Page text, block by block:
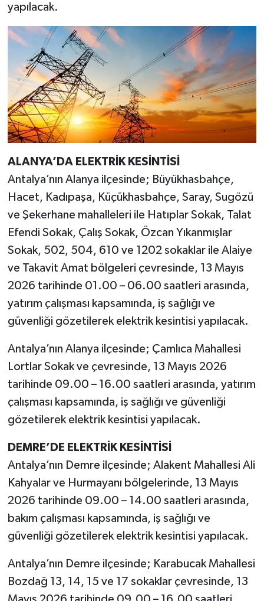
yapılacak.
ALANYA’DA ELEKTRİK KESİNTİSİ
Antalya’nın Alanya ilçesinde; Büyükhasbahçe,
Hacet, Kadıpaşa, Küçükhasbahçe, Saray, Sugözü
ve Şekerhane mahalleleri ile Hatıplar Sokak, Talat
Efendi Sokak, Çalış Sokak, Özcan Yıkanmışlar
Sokak, 502, 504, 610 ve 1202 sokaklar ile Alaiye
ve Takavit Amat bölgeleri çevresinde, 13 Mayıs
2026 tarihinde 01.00 – 06.00 saatleri arasında,
yatırım çalışması kapsamında, iş sağlığı ve
güvenliği gözetilerek elektrik kesintisi yapılacak.
Antalya’nın Alanya ilçesinde; Çamlıca Mahallesi
Lortlar Sokak ve çevresinde, 13 Mayıs 2026
tarihinde 09.00 – 16.00 saatleri arasında, yatırım
çalışması kapsamında, iş sağlığı ve güvenliği
gözetilerek elektrik kesintisi yapılacak.
DEMRE’DE ELEKTRİK KESİNTİSİ
Antalya’nın Demre ilçesinde; Alakent Mahallesi Ali
Kahyalar ve Hurmayanı bölgelerinde, 13 Mayıs
2026 tarihinde 09.00 – 14.00 saatleri arasında,
bakım çalışması kapsamında, iş sağlığı ve
güvenliği gözetilerek elektrik kesintisi yapılacak.
Antalya’nın Demre ilçesinde; Karabucak Mahallesi
Bozdağ 13, 14, 15 ve 17 sokaklar çevresinde, 13